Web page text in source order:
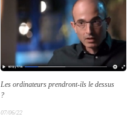
Les ordinateurs prendront-ils le dessus
?
07/06/22